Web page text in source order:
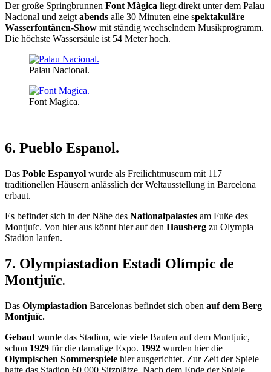
Der große Springbrunnen Font Màgica liegt direkt unter dem Palau
Nacional und zeigt abends alle 30 Minuten eine spektakuläre
Wasserfontänen-Show mit ständig wechselndem Musikprogramm.
Die höchste Wassersäule ist 54 Meter hoch.
Palau Nacional.
Font Magica.
6. Pueblo Espanol.
Das Poble Espanyol wurde als Freilichtmuseum mit 117
traditionellen Häusern anlässlich der Weltausstellung in Barcelona
erbaut.
Es befindet sich in der Nähe des Nationalpalastes am Fuße des
Montjuïc. Von hier aus könnt hier auf den Hausberg zu Olympia
Stadion laufen.
7. Olympiastadion Estadi Olímpic de
Montjuïc.
Das Olympiastadion Barcelonas befindet sich oben auf dem Berg
Montjuïc.
Gebaut wurde das Stadion, wie viele Bauten auf dem Montjuic,
schon 1929 für die damalige Expo. 1992 wurden hier die
Olympischen Sommerspiele hier ausgerichtet. Zur Zeit der Spiele
hatte das Stadion 60.000 Sitzplätze. Nach dem Ende der Spiele